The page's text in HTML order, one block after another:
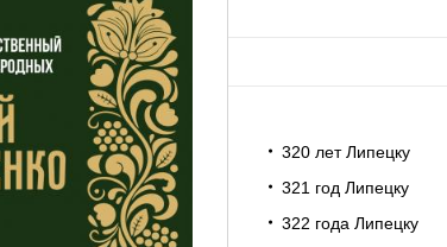
320 лет Липецку
321 год Липецку
322 года Липецку